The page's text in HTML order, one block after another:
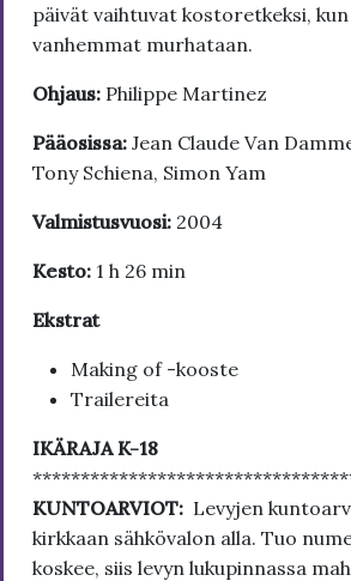
päivät vaihtuvat kostoretkeksi,
vanhemmat murhataan.
Ohjaus: Philippe Martinez
Pääosissa: Jean Claude Van
Tony Schiena, Simon Yam
Valmistusvuosi: 2004
Kesto: 1 h 26 min
Ekstrat
Making of -kooste
Trailereita
IKÄRAJA K-18
KUNTOARVIOT: Levyjen
kirkkaan sähkövalon alla. Tuo
koskee, siis levyn lukupinnassa